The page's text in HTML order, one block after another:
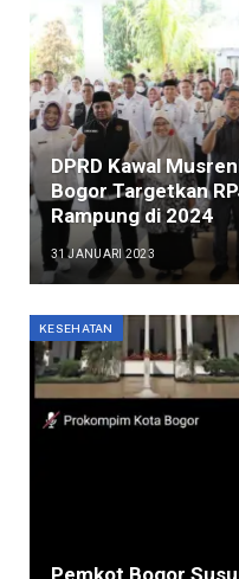
DPRD Kawal
Bogor Targetkan
Rampung di 2024
31 JANUARI 2023
KESEHATAN